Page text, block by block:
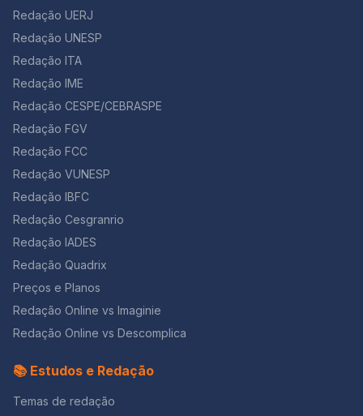
Redação UERJ
Redação UNESP
Redação ITA
Redação IME
Redação CESPE/CEBRASPE
Redação FGV
Redação FCC
Redação VUNESP
Redação IBFC
Redação Cesgranrio
Redação IADES
Redação Quadrix
Preços e Planos
Redação Online vs Imaginie
Redação Online vs Descomplica
📚 Estudos e Redação
Temas de redação